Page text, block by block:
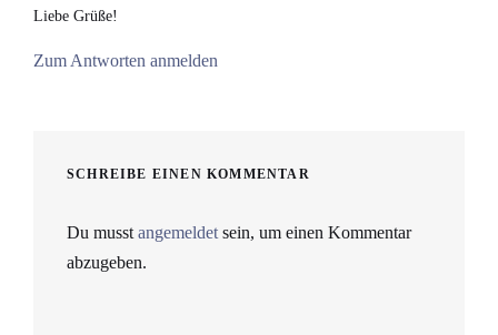
Liebe Grüße!
Zum Antworten anmelden
SCHREIBE EINEN KOMMENTAR
Du musst angemeldet sein, um einen Kommentar
abzugeben.